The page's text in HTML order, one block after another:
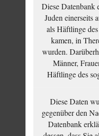
Diese Datenbank
Juden einerseits
als Häftlinge
kamen, in
wurden.
Männer,
Häftlinge des
Diese Daten
gegenüber den
Datenbank